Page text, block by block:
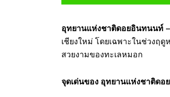
อุทยานแห่งชาติดอยอินทนนท์
เชียงใหม่ โดยเฉพาะในช่วงฤ
สวยงามของทะเลหมอก
จุดเด่นของ อุทยานแห่งชาติดอ